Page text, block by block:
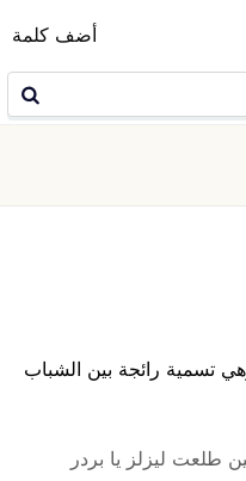
أضف كلمة
تسمية رائجة بين الشباب
طلعت ليزلز يا بردر